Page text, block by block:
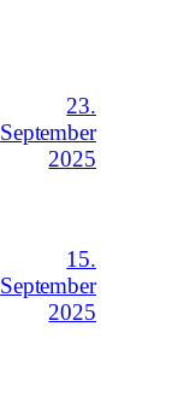
23.
September
2025
15.
September
2025